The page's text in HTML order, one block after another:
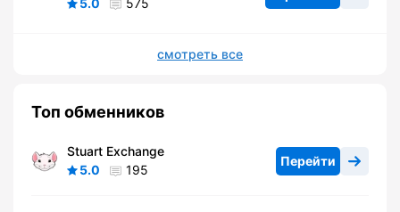
5.0
575
смотреть все
Топ обменников
Stuart Exchange
5.0
195
Перейти